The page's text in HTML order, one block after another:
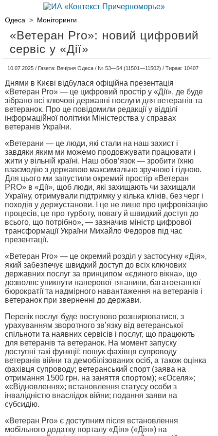
Одеса > Моніторинги
«Ветеран Pro»: новий цифровий
сервіс у «Дії»
10.07.2025 / Газета: Вечірня Одеса / № 53—54 (11501—11502) / Тираж: 10407
Днями в Києві відбулася офіційна презентація
«Ветеран Pro» — це цифровий простір у «Дії», де буде
зібрано всі ключові державні послуги для ветеранів та
ветеранок. Про це повідомили редакції у відділі
інформаційної політики Міністерства у справах
ветеранів України.
«Ветерани — це люди, які стали на наш захист і
завдяки яким ми можемо продовжувати працювати і
жити у вільній країні. Наш обов’язок — зробити їхню
взаємодію з державою максимально зручною і гідною.
Для цього ми запустили окремий простір «Ветеран
PRO» в «Дії», щоб люди, які захищають чи захищали
Україну, отримували підтримку у кілька кліків, без черг і
походів у держустанови. І це не лише про цифровізацію
процесів, це про турботу, повагу й швидкий доступ до
всього, що потрібно», — зазначив міністр цифрової
трансформації України Михайло Федоров під час
презентації.
«Ветеран Pro» — це окремий розділ у застосунку «Дія»,
який забезпечує швидкий доступ до всіх ключових
державних послуг за принципом «єдиного вікна», що
дозволяє уникнути паперової тяганини, багатоетапної
бюрократії та надмірного навантаження на ветеранів і
ветеранок при зверненні до держави.
Перелік послуг буде поступово розширюватися, з
урахуванням зворотного зв’язку від ветеранської
спільноти та наявних сервісів і послуг, що працюють
для ветеранів та ветеранок. На момент запуску
доступні такі функції: пошук фахівця супроводу
ветеранів війни та демобілізованих осіб, а також оцінка
фахівця супроводу; ветеранський спорт (заява на
отримання 1500 грн. на заняття спортом); «єОселя»;
«єВідновлення»; встановлення статусу особи з
інвалідністю внаслідок війни; подання заяви на
субсидію.
«Ветеран Pro» є доступним після встановлення
мобільного додатку порталу «Дія» («Дія») на